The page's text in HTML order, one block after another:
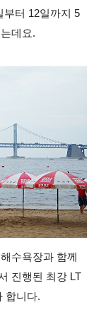
부터 12일까지 5
데요.
수욕장과 함께
진행된 최강 LT
합니다.